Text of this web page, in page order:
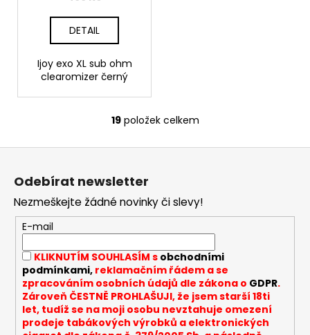
DETAIL
Ijoy exo XL sub ohm
clearomizer černý
O
v
a
c
í
p
r
v
k
y
v
19položek celkem
Odebírat newsletter
Nezmeškejte žádné novinky či slevy!
E-mail
KLIKNUTÍM SOUHLASÍM s obchodními
podmínkami,reklamačním řádem a se
zpracováním osobních údajů dle zákona o GDPR.
Zároveň ČESTNĚ PROHLAŠUJI, že jsem starší 18ti
let, tudíž se na moji osobu nevztahuje omezení
prodeje tabákových výrobků a elektronických